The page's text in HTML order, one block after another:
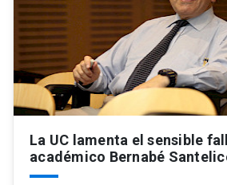
La UC lamenta el sensible
académico Bernabé